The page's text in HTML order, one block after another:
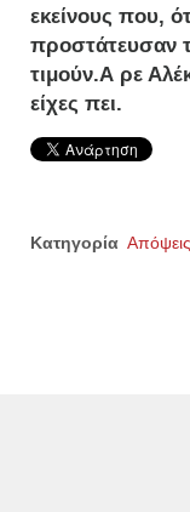
εκείνους που,
προστάτευσαν
τιμούν.Α ρε
είχες πει.
Κατηγορία Απόψεις